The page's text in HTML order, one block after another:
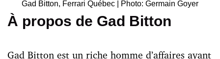
Gad Bitton, Ferrari Québec | Photo: Germain Goyer
À propos de Gad Bitton
Gad Bitton est un riche homme d’affaires ayant